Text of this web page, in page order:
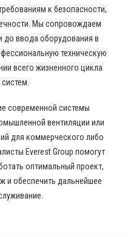
к безопасности,
Мы сопровождаем
до ввода оборудования в
техническую
всего жизненного цикла
современной системы
вентиляции или
для коммерческого либо
Everest Group помогут
оптимальный проект,
и обеспечить дальнейшее